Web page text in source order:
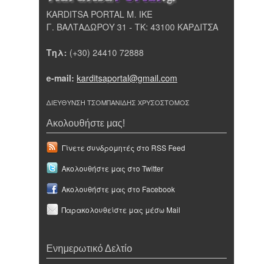
KARDITSA PORTAL Μ. ΙΚΕ
Γ. ΒΑΛΤΑΔΩΡΟΥ 31 - ΤΚ: 43100 ΚΑΡΔΙΤΣΑ
Τηλ: (+30) 24410 72888
e-mail: karditsaportal@gmail.com
ΔΙΕΥΘΥΝΣΗ ΤΣΟΜΠΑΝΙΔΗΣ ΧΡΥΣΟΣΤΟΜΟΣ
Ακολουθήστε μας!
Γίνετε συνδρομητές στο RSS Feed
Ακολουθήστε μας στο Twitter
Ακολουθήστε μας στο Facebook
Παρακολουθείστε μας μέσω Mail
Ενημερωτικό Δελτίο